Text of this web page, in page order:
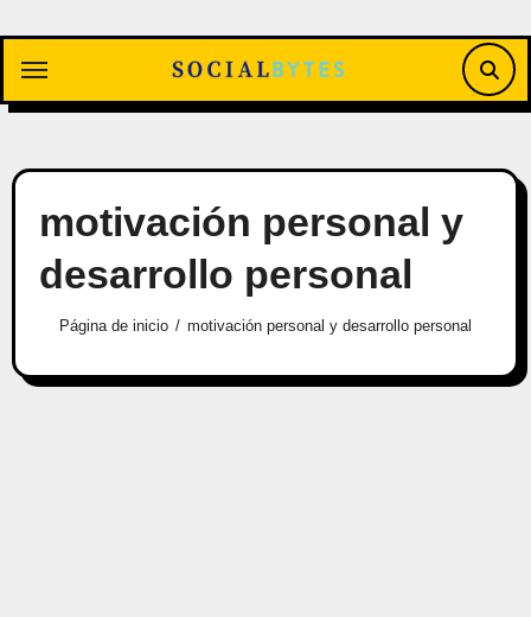
contenido
motivación personal y
desarrollo personal
Página de inicio motivación personal y desarrollo personal